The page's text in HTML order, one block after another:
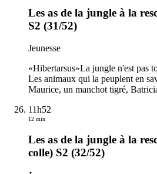
Les as de la jungle à la
S2 (31/52)
Jeunesse
«Hibertarsus»La jungle n'est pas
Les animaux qui la peuplent en
Maurice, un manchot tigré,
11h52
12 min
Les as de la jungle à la
colle) S2 (32/52)